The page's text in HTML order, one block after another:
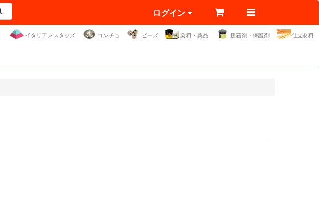
ログイン
イタリアンスタッズ コンチョ ビーズ 染料・薬品 接着剤・保護剤 仕立材料